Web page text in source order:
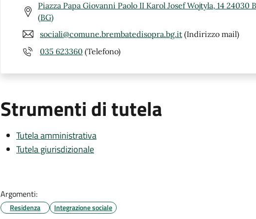
Piazza Papa Giovanni Paolo II Karol Josef Wojtyla, 14 24030
(BG)
sociali@comune.brembatedisopra.bg.it (Indirizzo mail)
035 623360 (Telefono)
Strumenti di tutela
Tutela amministrativa
Tutela giurisdizionale
Argomenti:
Residenza Integrazione sociale